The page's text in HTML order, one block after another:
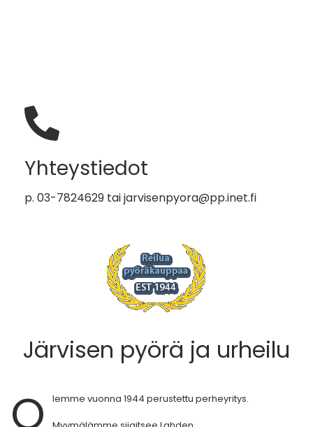
Yhteystiedot
p. 03-7824629 taijarvisenpyora@pp.inet.fi
Järvisen pyörä ja urheilu
O
lemme vuonna 1944 perustettu perheyritys.